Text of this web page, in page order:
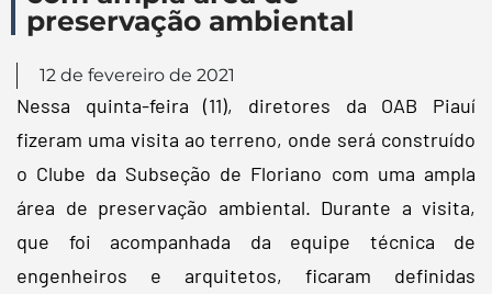
preservação ambiental
12 de fevereiro de 2021
Nessa quinta-feira (11), diretores da OAB Piauí
fizeram uma visita ao terreno, onde será construído
o Clube da Subseção de Floriano com uma ampla
área de preservação ambiental. Durante a visita,
que foi acompanhada da equipe técnica de
engenheiros e arquitetos, ficaram definidas